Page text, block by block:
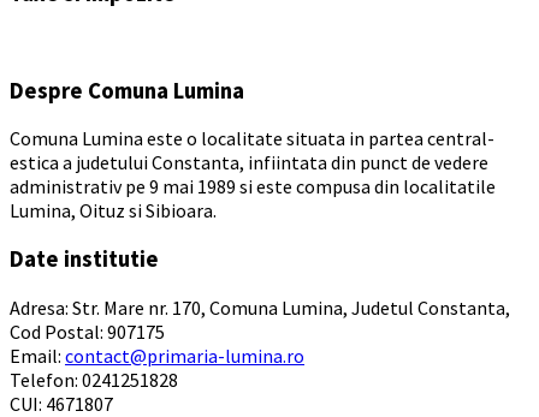
Despre Comuna Lumina
Comuna Lumina este o localitate situata in partea central-
estica a judetului Constanta, infiintata din punct de vedere
administrativ pe 9 mai 1989 si este compusa din localitatile
Lumina, Oituz si Sibioara.
Date institutie
Adresa: Str. Mare nr. 170, Comuna Lumina, Judetul Constanta,
Cod Postal: 907175
Email: contact@primaria-lumina.ro
Telefon: 0241251828
CUI: 4671807